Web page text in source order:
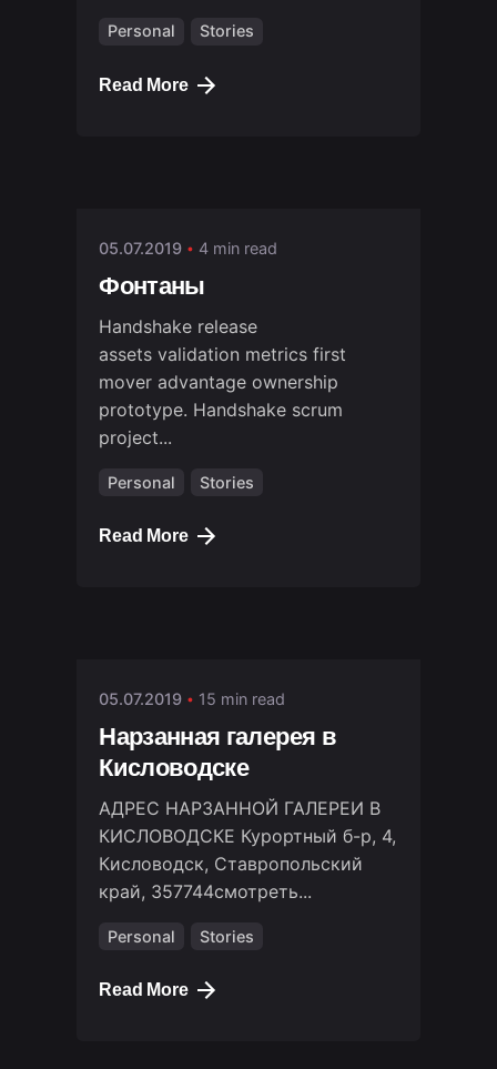
Personal Stories
Read More
05.07.2019 4 min read
Фонтаны
Handshake release
assets validation metrics first
mover advantage ownership
prototype. Handshake scrum
project...
Personal Stories
Read More
05.07.2019 15 min read
Нарзанная галерея в
Кисловодске
АДРЕС НАРЗАННОЙ ГАЛЕРЕИ В
КИСЛОВОДСКЕ Курортный б-р, 4,
Кисловодск, Ставропольский
край, 357744смотреть...
Personal Stories
Read More